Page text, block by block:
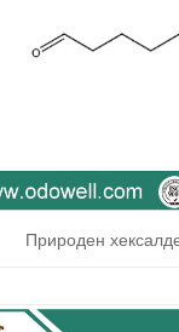
Природен